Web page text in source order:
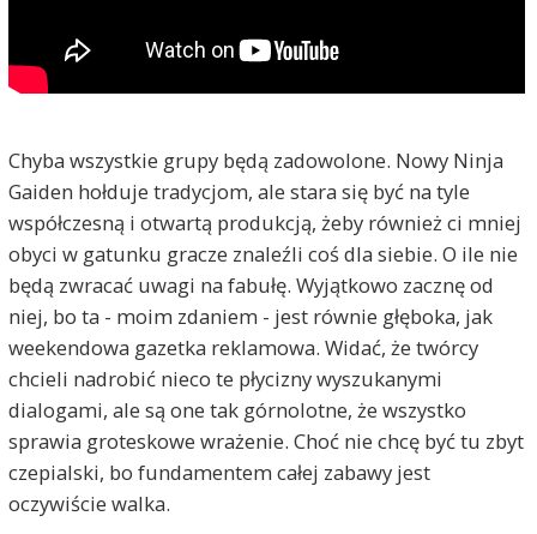
Chyba wszystkie grupy będą zadowolone. Nowy Ninja
Gaiden hołduje tradycjom, ale stara się być na tyle
współczesną i otwartą produkcją, żeby również ci mniej
obyci w gatunku gracze znaleźli coś dla siebie. O ile nie
będą zwracać uwagi na fabułę. Wyjątkowo zacznę od
niej, bo ta - moim zdaniem - jest równie głęboka, jak
weekendowa gazetka reklamowa. Widać, że twórcy
chcieli nadrobić nieco te płycizny wyszukanymi
dialogami, ale są one tak górnolotne, że wszystko
sprawia groteskowe wrażenie. Choć nie chcę być tu zbyt
czepialski, bo fundamentem całej zabawy jest
oczywiście walka.